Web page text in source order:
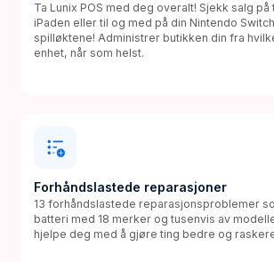
Ta Lunix POS med deg overalt! Sjekk salg
iPaden eller til og med på din Nintendo
spilløktene! Administrer butikken din fra
enhet, når som helst.
Forhåndslastede reparasjoner
13 forhåndslastede reparasjonsproblemer
batteri med 18 merker og tusenvis av
hjelpe deg med å gjøre ting bedre og